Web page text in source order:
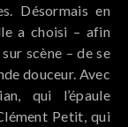
Désormais en
a choisi – afin
scène – de se
douceur. Avec
qui l’épaule
Petit, qui